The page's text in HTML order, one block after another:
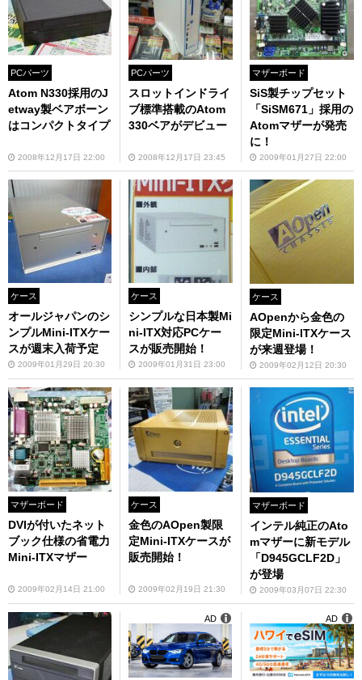
PCパーツ
Atom N330採用のJ
etway製ベアボーン
はコンパクトタイプ
2008年12月17日 22:00
PCパーツ
スロットインドライ
ブ標準搭載のAtom
330ベアがデビュー
2008年12月17日 23:45
マザーボード
SiS製チップセット
「SiSM671」採用の
Atomマザーが発売
に！
2009年01月27日 22:00
ケース
オールジャパンのシ
ンプルMini-ITXケー
スが週末入荷予定
2009年01月29日 20:30
ケース
シンプルな日本製Mi
ni-ITX対応PCケー
スが販売開始！
2009年01月31日 23:00
ケース
AOpenから金色の
限定Mini-ITXケース
が来週登場！
2009年02月12日 20:30
マザーボード
DVIが付いたネット
ブック仕様の省電力
Mini-ITXマザー
2009年02月14日 21:00
ケース
金色のAOpen製限
定Mini-ITXケースが
販売開始！
2009年02月19日 21:30
マザーボード
インテル純正のAto
mマザーに新モデル
「D945GCLF2D」
が登場
2009年03月07日 22:30
AD AD